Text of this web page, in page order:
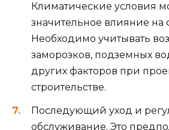
Климатические условия
значительное влияние на
Необходимо учитывать
заморозков, подземных
других факторов при
строительстве.
Последующий уход и
обслуживание. Это